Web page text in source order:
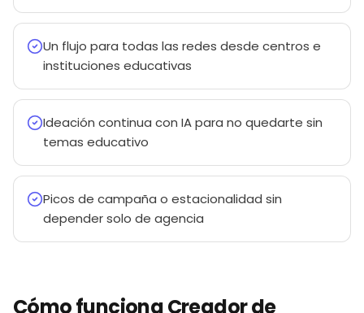
Un flujo para todas las redes desde centros e
instituciones educativas
Ideación continua con IA para no quedarte sin
temas educativo
Picos de campaña o estacionalidad sin
depender solo de agencia
Cómo funciona Creador de